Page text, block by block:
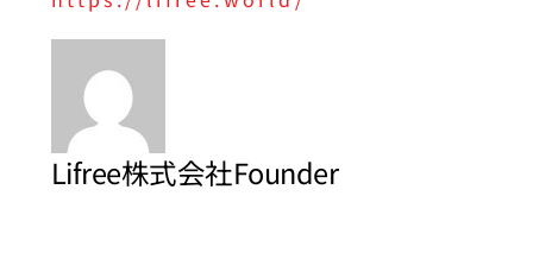
Lifree株式会社Founder